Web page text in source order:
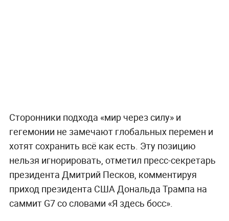
Сторонники подхода «мир через силу» и
гегемонии не замечают глобальных перемен и
хотят сохранить всё как есть. Эту позицию
нельзя игнорировать, отметил пресс-секретарь
президента Дмитрий Песков, комментируя
приход президента США Дональда Трампа на
саммит G7 со словами «Я здесь босс».